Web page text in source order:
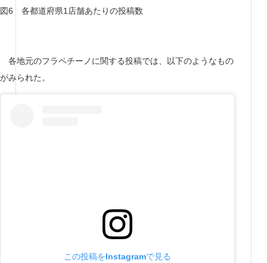
図6 各都道府県1店舗あたりの投稿数
各地元のフラペチーノに関する投稿では、以下のようなもの
がみられた。
この投稿をInstagramで見る